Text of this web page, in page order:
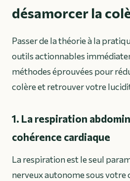
désamorcer la
Passer de la théorie à la
outils actionnables
méthodes éprouvées pour
colère et retrouver votre
1. La respiration
cohérence cardiaque
La respiration est le seul
nerveux autonome sous votre